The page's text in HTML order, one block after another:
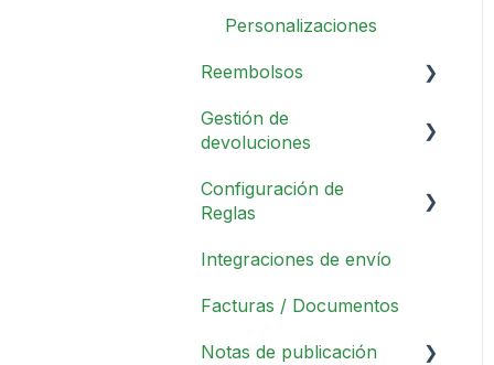
Personalizaciones
Reembolsos
Descripción general
Otras configuraciones
Gestión de
devoluciones
Operaciones diarias
Devoluciones
Configuración de
Reglas
Información general
Acciones
Condiciones
Integraciones de envío
Facturas / Documentos
Notas de publicación